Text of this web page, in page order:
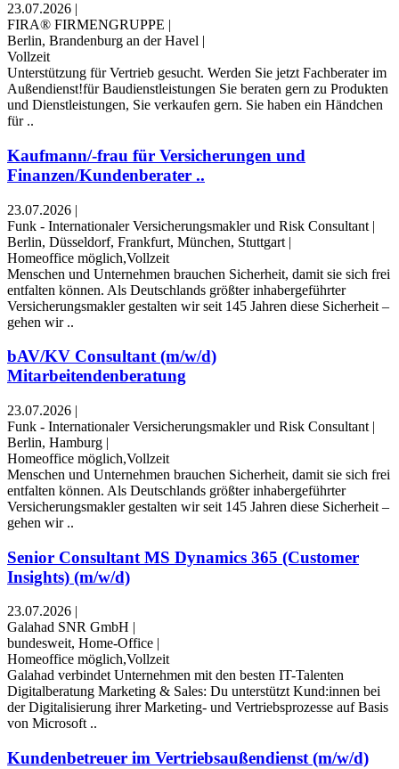
23.07.2026 |
FIRA® FIRMENGRUPPE |
Berlin, Brandenburg an der Havel |
Vollzeit
Unterstützung für Vertrieb gesucht. Werden Sie jetzt Fachberater im
Außendienst!für Baudienstleistungen Sie beraten gern zu Produkten
und Dienstleistungen, Sie verkaufen gern. Sie haben ein Händchen
für ..
Kaufmann/-frau für Versicherungen und
Finanzen/Kundenberater ..
23.07.2026 |
Funk - Internationaler Versicherungsmakler und Risk Consultant |
Berlin, Düsseldorf, Frankfurt, München, Stuttgart |
Homeoffice möglich,Vollzeit
Menschen und Unternehmen brauchen Sicherheit, damit sie sich frei
entfalten können. Als Deutschlands größter inhabergeführter
Versicherungsmakler gestalten wir seit 145 Jahren diese Sicherheit –
gehen wir ..
bAV/KV Consultant (m/w/d)
Mitarbeitendenberatung
23.07.2026 |
Funk - Internationaler Versicherungsmakler und Risk Consultant |
Berlin, Hamburg |
Homeoffice möglich,Vollzeit
Menschen und Unternehmen brauchen Sicherheit, damit sie sich frei
entfalten können. Als Deutschlands größter inhabergeführter
Versicherungsmakler gestalten wir seit 145 Jahren diese Sicherheit –
gehen wir ..
Senior Consultant MS Dynamics 365 (Customer
Insights) (m/w/d)
23.07.2026 |
Galahad SNR GmbH |
bundesweit, Home-Office |
Homeoffice möglich,Vollzeit
Galahad verbindet Unternehmen mit den besten IT-Talenten
Digitalberatung Marketing & Sales: Du unterstützt Kund:innen bei
der Digitalisierung ihrer Marketing- und Vertriebsprozesse auf Basis
von Microsoft ..
Kundenbetreuer im Vertriebsaußendienst (m/w/d)